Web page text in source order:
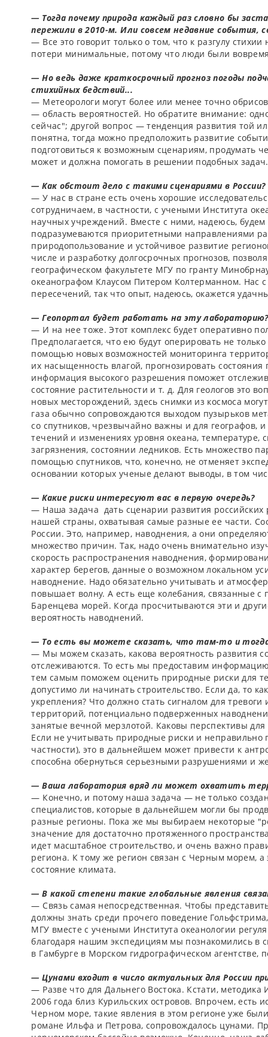
­— Тогда почему природа каждый раз словно бы
пережили в 2010-­м. Или совсем недавние события,
—­ Все это говорит только о том, что к разгулу
потери минимальные, потому что люди были
­— Но ведь даже краткосрочный прогноз погоды
стихийных бедствий...
—­ Метеорологи могут более или менее точно
—­ область вероятностей. Но обратите внимание:
сейчас"; другой вопрос —­ тенденция развития той
понятна, тогда можно предположить развитие
подготовиться к возможным сценариям, продумать
может и должна помогать в решении подобных задач.
—­ Как обстоит дело с такими сценариями в России?
— У нас в стране есть очень хорошие
сотрудничаем, в частности, с учеными Института
научных учреждений. Вместе с ними, надеюсь,
подразумеваются приоритетными направлениями
природопользование и устойчивое развитие
числе и разработку долгосрочных прогнозов,
географическом факультете МГУ по гранту
океанографом Клаусом Питером Колтерманном. Нас
пересечений, так что опыт, надеюсь, окажется
—­ Геопортал будет работать на эту лабораторию?
—­ И на нее тоже. Этот комплекс будет оперативно
Предполагается, что ею будут оперировать не
помощью новых возможностей мониторинга
их насыщенность влагой, прогнозировать
информация высокого разрешения поможет
состояние растительности и т. д. Для геологов это
новых месторождений, здесь снимки из космоса
газа обычно сопровождаются выходом пузырьков
со спутников, чрезвычайно важны и для географов,
течений и изменениях уровня океана, температуре,
загрязнения, состоянии ледников. Есть множество
помощью спутников, что, конечно, не отменяет
основании которых ученые делают выводы, в том
—­ Какие риски интересуют вас в первую очередь?
— Наша задача ­ дать сценарии развития
нашей страны, охватывая самые разные ее части.
России. Это, например, наводнения, а они
множество причин. Так, надо очень внимательно
скорость распространения наводнения,
характер берегов, данные о возможном локальном
наводнение. Надо обязательно учитывать и
повышает волну. А есть еще колебания, связанные
Баренцева морей. Когда просчитываются эти и
вероятность наводнений.
—­ То есть вы можете сказать, что там-­то и
— Мы можем сказать, какова вероятность развития
отслеживаются. То есть мы предоставим
тем самым поможем оценить природные риски для
допустимо ли начинать строительство. Если да, то
укрепления? Что должно стать сигналом для
территорий, потенциально подверженных
занятые вечной мерзлотой. Каковы перспективы
Если не учитывать природные риски и неправильно
частности), это в дальнейшем может привести к
способна обернуться серьезными разрушениями и
­— Ваша лаборатория вряд ли может охватить
— Конечно, и потому наша задача —­ не только
специалистов, которые в дальнейшем могли бы
разные регионы. Пока же мы выбираем некоторые
значение для достаточно протяженного
идет масштабное строительство, и очень важно
региона. К тому же регион связан с Черным морем,
состояние климата.
—­ В какой степени такие глобальные явления
—­ Связь самая непосредственная. Чтобы
должны знать среди прочего поведение
МГУ вместе с учеными Института океанологии
благодаря нашим экспедициям мы познакомились в
в Гамбурге в Морском гидрографическом
—­ Цунами входит в число актуальных для России
— Разве что для Дальнего Востока. Кстати,
2006 года близ Курильских островов. Впрочем, есть
Черном море, такие явления в этом регионе уже
романе Ильфа и Петрова, сопровождалось цунами.